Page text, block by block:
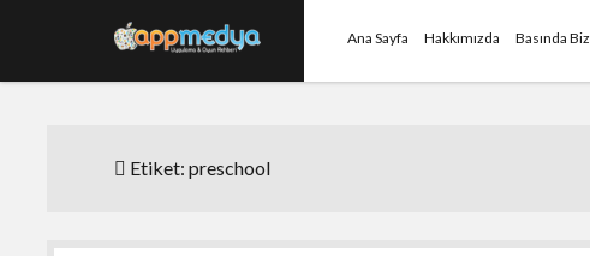
Ana Sayfa Hakkımızda Basında Biz
Etiket:preschool